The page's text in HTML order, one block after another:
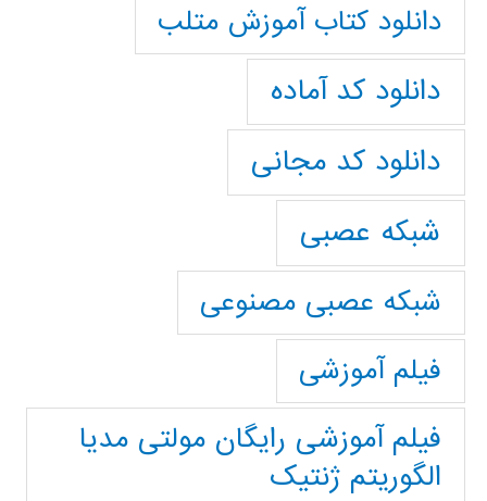
دانلود کتاب آموزش متلب
دانلود کد آماده
دانلود کد مجانی
شبکه عصبی
شبکه عصبی مصنوعی
فیلم آموزشی
فیلم آموزشی رایگان مولتی مدیا
الگوریتم ژنتیک